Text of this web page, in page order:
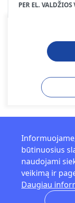
PER EL. VALDŽIOS
būtinuosius
naudojami
veikimą ir
Daugiau